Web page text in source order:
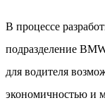
В процессе
подразделение
для водителя
экономичностью и